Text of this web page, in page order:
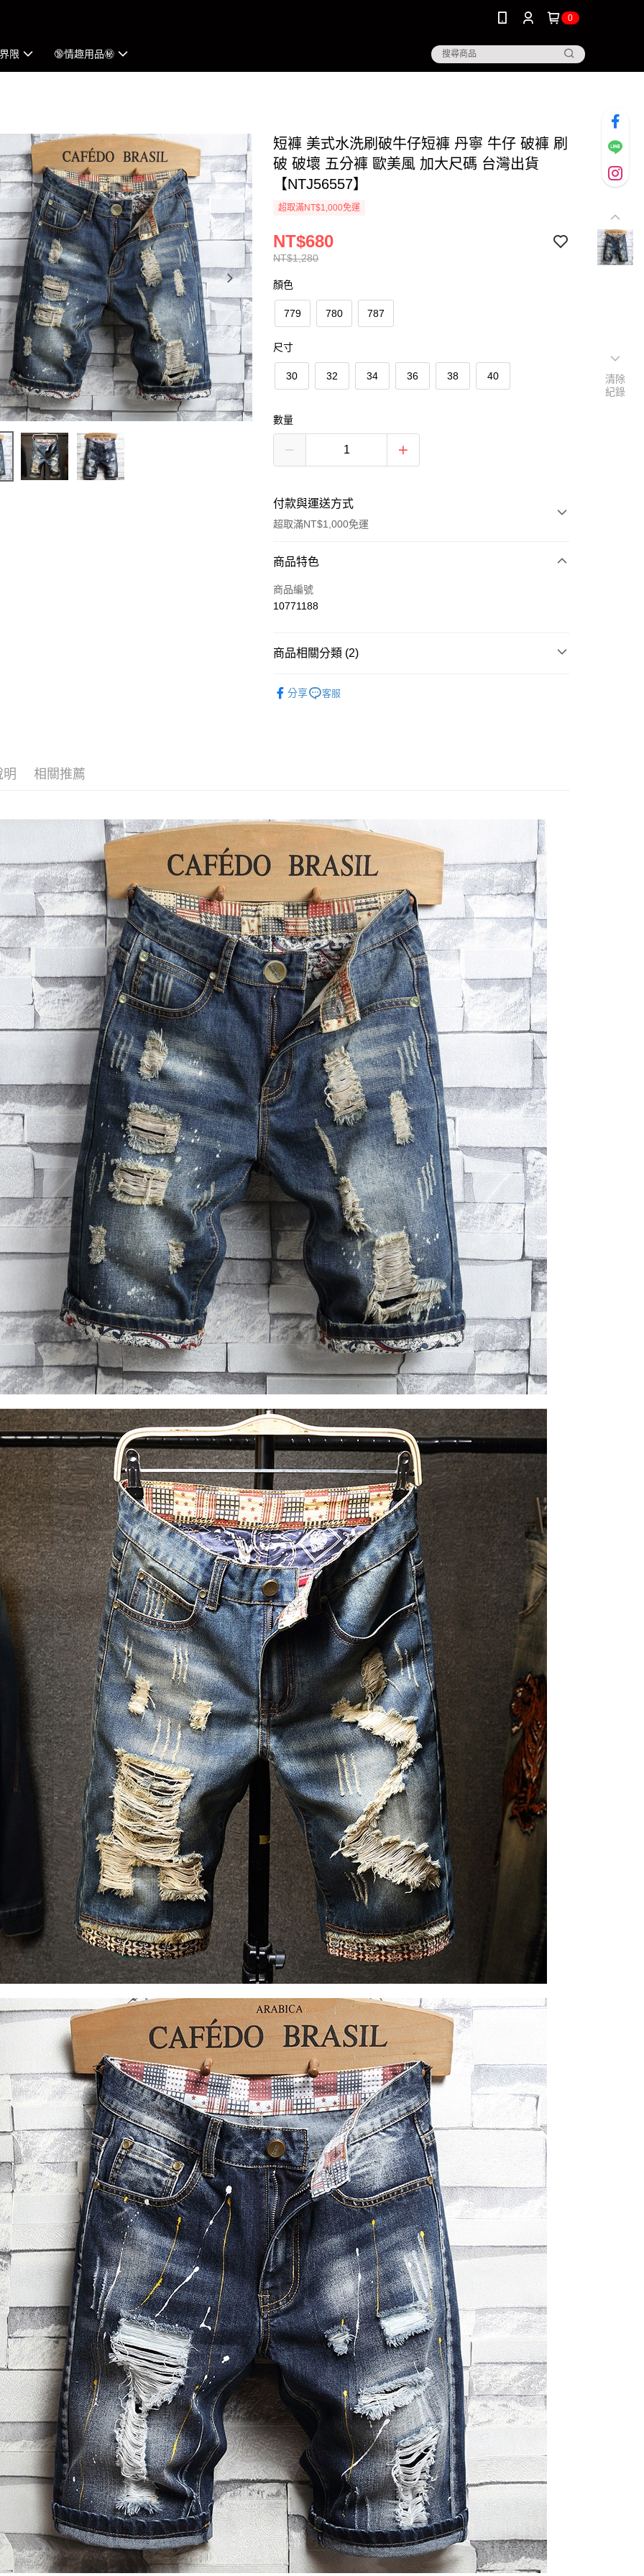
0
限 🔞情趣用品㊙︎
短褲 美式水洗刷破牛仔短褲 丹寧 牛仔 破褲 刷
破 破壞 五分褲 歐美風 加大尺碼 台灣出貨
【NTJ56557】
超取滿NT$1,000免運
NT$1,280
NT$680
顏色
779 780 787
尺寸
30 32 34 36 38 40
數量
付款與運送方式
超取滿NT$1,000免運
付款方式
信用卡一次付款
街口支付
全家付款取貨
每筆NT$60，滿NT$1,000(含以上)免運費
付款後全家取貨
每筆NT$60，滿NT$1,000(含以上)免運費
7-11付款取貨
每筆NT$60，滿NT$1,000(含以上)免運費
付款後7-11取貨
每筆NT$60，滿NT$1,000(含以上)免運費
宅配
每筆NT$120，滿NT$1,200(含以上)免運費
商品特色
商品編號
10771188
商品相關分類 (2)
分享 客服
明 相關推薦
清除
紀錄